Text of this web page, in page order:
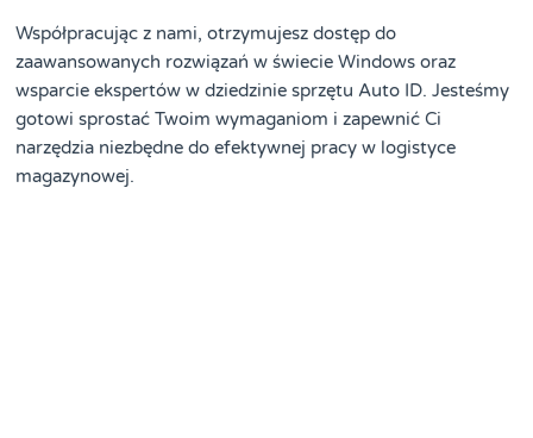
Współpracując z nami, otrzymujesz dostęp do
zaawansowanych rozwiązań w świecie Windows oraz
wsparcie ekspertów w dziedzinie sprzętu Auto ID. Jesteśmy
gotowi sprostać Twoim wymaganiom i zapewnić Ci
narzędzia niezbędne do efektywnej pracy w logistyce
magazynowej.